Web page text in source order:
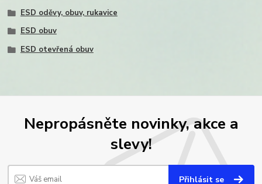
ESD oděvy, obuv, rukavice
ESD obuv
ESD otevřená obuv
Nepropásněte novinky, akce a
slevy!
Přihlásit se